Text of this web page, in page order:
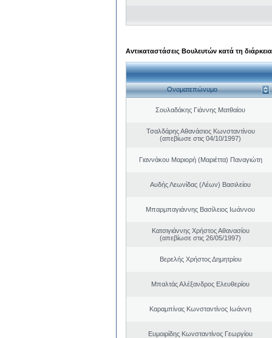
Αντικαταστάσεις Βουλευτών κατά τη
Ονοματεπώνυμο
Σουλαδάκης Γιάννης Ματθαίου
Τσαλδάρης Αθανάσιος Κωνσταντίνου
(απεβίωσε στις 04/10/1997)
Γιαννάκου Μαριορή (Μαριέττα) Παναγιώτη
Αυδής Λεωνίδας (Λέων) Βασιλείου
Μπαρμπαγιάννης Βασίλειος Ιωάννου
Κατσιγιάννης Χρήστος Αθανασίου
(απεβίωσε στις 26/05/1997)
Βερελής Χρήστος Δημητρίου
Μπαλτάς Αλέξανδρος Ελευθερίου
Καραμπίνας Κωνσταντίνος Ιωάννη
Ευμοιρίδης Κωνσταντίνος Γεωργίου